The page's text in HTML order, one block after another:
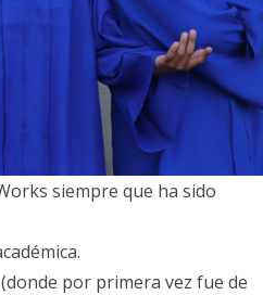
siempre que ha sido
por primera vez fue de